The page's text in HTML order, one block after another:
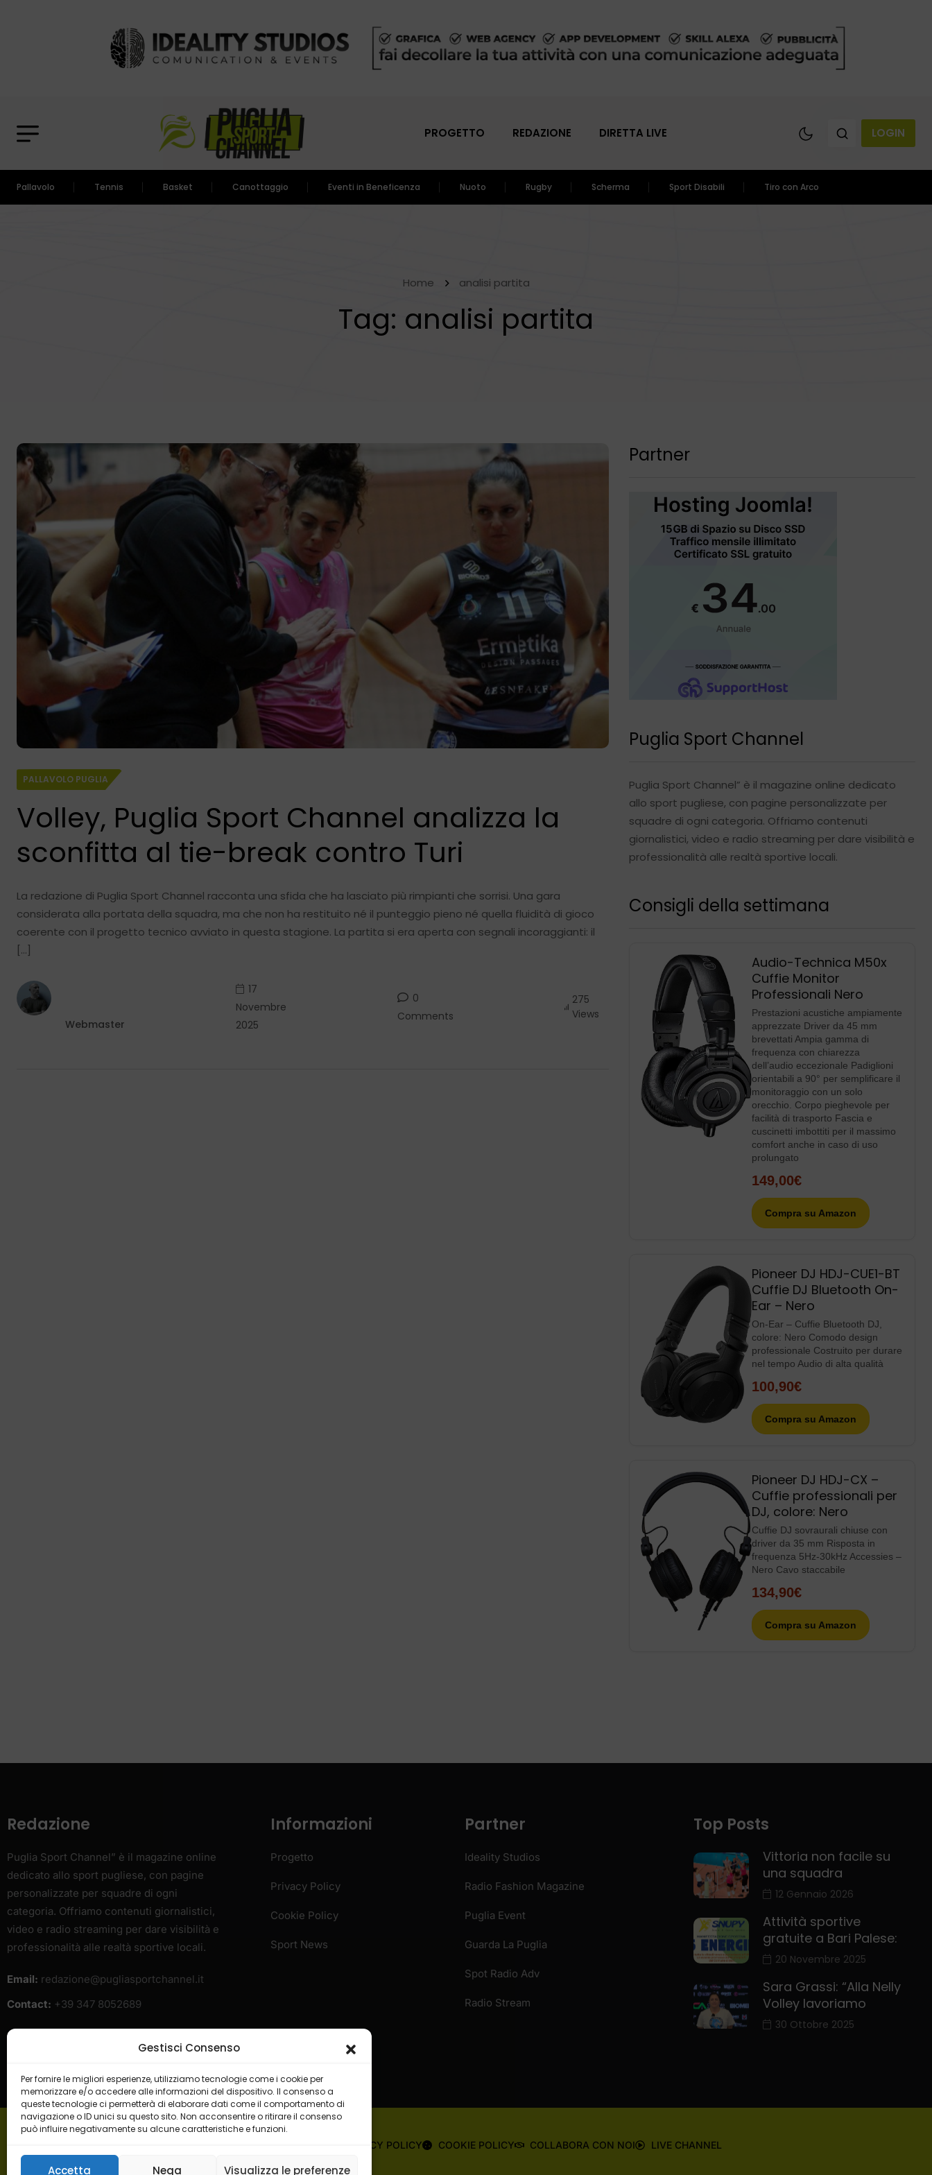
Gestisci Consenso
Per fornire le migliori esperienze, utilizziamo tecnologie come i cookie per
memorizzare e/o accedere alle informazioni del dispositivo. Il consenso a
queste tecnologie ci permetterà di elaborare dati come il comportamento di
navigazione o ID unici su questo sito. Non acconsentire o ritirare il consenso
può influire negativamente su alcune caratteristiche e funzioni.
Accetta Nega Visualizza le preferenze
PROGETTO REDAZIONE DIRETTA LIVE LOGIN
Pallavolo Tennis Basket Canottaggio Eventi in Beneficenza Nuoto Rugby Scherma Sport Disabili Tiro con Arco
Home analisi partita
Tag: analisi partita
PALLAVOLO PUGLIA
Volley, Puglia Sport Channel analizza la
sconfitta al tie-break contro Turi
La redazione di Puglia Sport Channel racconta una sfida che ha lasciato più rimpianti che sorrisi. Una gara
considerata alla portata della squadra, ma che non ha restituito né il punteggio pieno né quella fluidità di gioco
coerente con il progetto tecnico avviato in questa stagione. La partita si era aperta con segnali incoraggianti: il
[…]
Webmaster
17
Novembre
2025
0
Comments
275
Views
Partner
Puglia Sport Channel
Puglia Sport Channel” è il magazine online dedicato
allo sport pugliese, con pagine personalizzate per
squadre di ogni categoria. Offriamo contenuti
giornalistici, video e radio streaming per dare visibilità e
professionalità alle realtà sportive locali.
Consigli della settimana
Audio-Technica M50x
Cuffie Monitor
Professionali Nero
Prestazioni acustiche ampiamente
apprezzate Driver da 45 mm
brevettati Ampia gamma di
frequenza con chiarezza
dell’audio eccezionale Padiglioni
orientabili a 90° per semplificare il
monitoraggio con un solo
orecchio. Corpo pieghevole per
facilità di trasporto Fascia e
cuscinetti imbottiti per il massimo
comfort anche in caso di uso
prolungato
149,00€
Compra su Amazon
Pioneer DJ HDJ-CUE1-BT
Cuffie DJ Bluetooth On-
Ear – Nero
On-Ear – Cuffie Bluetooth DJ,
colore: Nero Comodo design
professionale Costruito per durare
nel tempo Audio di alta qualità
100,90€
Compra su Amazon
Pioneer DJ HDJ-CX –
Cuffie professionali per
DJ, colore: Nero
Cuffie DJ sovraurali chiuse con
driver da 35 mm Risposta in
frequenza 5Hz-30kHz Accessies –
Nero Cavo staccabile
134,90€
Compra su Amazon
Redazione
Puglia Sport Channel” è il magazine online
dedicato allo sport pugliese, con pagine
personalizzate per squadre di ogni
categoria. Offriamo contenuti giornalistici,
video e radio streaming per dare visibilità e
professionalità alle realtà sportive locali.
Email: redazione@pugliasportchannel.it
Contact: +39 347 8052689
Informazioni
Progetto
Privacy Policy
Cookie Policy
Sport News
Partner
Ideality Studios
Radio Fashion Magazine
Puglia Event
Guarda La Puglia
Spot Radio Adv
Radio Stream
Top Posts
Vittoria non facile su
una squadra
12 Gennaio 2026
Attività sportive
gratuite a Bari Palese:
20 Novembre 2025
Sara Grassi: “Alla Nelly
Volley lavoriamo
30 Ottobre 2025
PRIVACY POLICY COOKIE POLICY COLLABORA CON NOI LIVE CHANNEL